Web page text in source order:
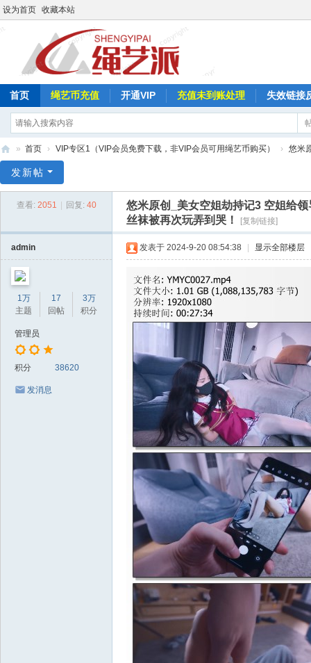
设为首页 收藏本站
首页 绳艺币充值 开通VIP 充值未到账处理 失效链接
艺
» 首页 › VIP专区1（VIP会员免费下载，非VIP会员可用绳艺币购买） › 悠米
发新帖
查看: 2051 回复: 40
悠米原创_美女空姐劫持记3 空姐给
丝袜被再次玩弄到哭！
[复制链接]
admin
1万
主题
17
回帖
3万
积分
管理员
积分 38620
发消息
发表于 2024-9-20 08:54:38 显示全部楼层